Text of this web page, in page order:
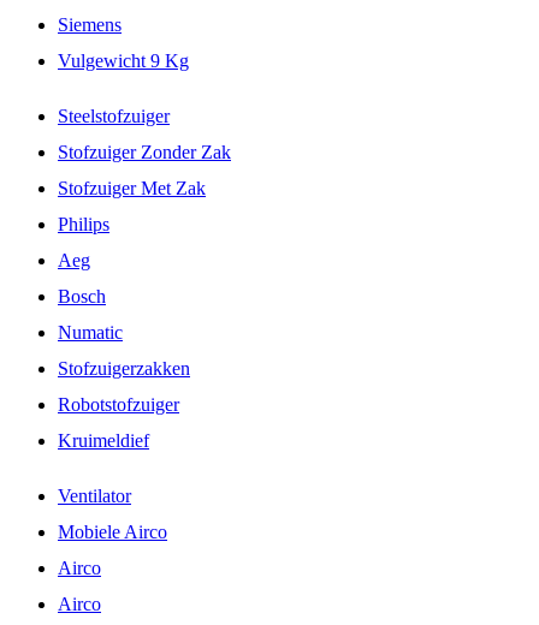
Siemens
Vulgewicht 9 Kg
Steelstofzuiger
Stofzuiger Zonder Zak
Stofzuiger Met Zak
Philips
Aeg
Bosch
Numatic
Stofzuigerzakken
Robotstofzuiger
Kruimeldief
Ventilator
Mobiele Airco
Airco
Airco